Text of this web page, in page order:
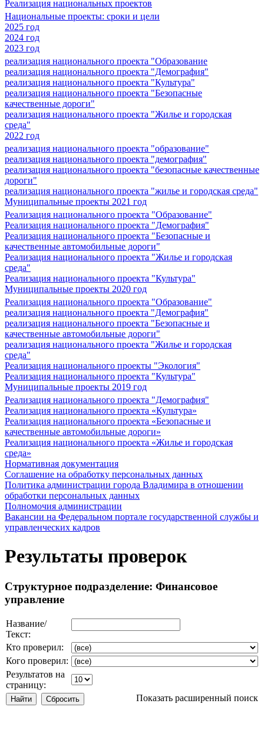
Реализация национальных проектов
Национальные проекты: сроки и цели
2025 год
2024 год
2023 год
реализация национального проекта "Образование
реализация национального проекта "Демография"
реализация национального проекта "Культура"
реализация национального проекта "Безопасные
качественные дороги"
реализация национального проекта "Жилье и городская
среда"
2022 год
реализация национального проекта "образование"
реализация национального проекта "демография"
реализация национального проекта "безопасные качественные
дороги"
реализация национального проекта "жилье и городская среда"
Муниципальные проекты 2021 год
Реализация национального проекта "Образование"
Реализация национального проекта "Демография"
Реализация национального проекта "Безопасные и
качественные автомобильные дороги"
Реализация национального проекта "Жилье и городская
среда"
Реализация национального проекта "Культура"
Муниципальные проекты 2020 год
Реализация национального проекта "Образование"
реализация национального проекта "Демография"
реализация национального проекта "Безопасные и
качественные автомобильные дороги"
реализация национального проекта "Жилье и городская
среда"
Реализация национального проекты "Экология"
Реализация национального проекта "Культура"
Муниципальные проекты 2019 год
Реализация национального проекта "Демография"
Реализация национального проекта «Культура»
Реализация национального проекта «Безопасные и
качественные автомобильные дороги»
Реализация национального проекта «Жилье и городская
среда»
Нормативная документация
Соглашение на обработку персональных данных
Политика администрации города Владимира в отношении
обработки персональных данных
Полномочия администрации
Вакансии на Федеральном портале государственной службы и
управленческих кадров
Результаты проверок
Структурное подразделение: Финансовое
управление
Название/
Текст:
Кто проверил:
Кого проверил:
Результатов на
страницу:
Показать расширенный поиск